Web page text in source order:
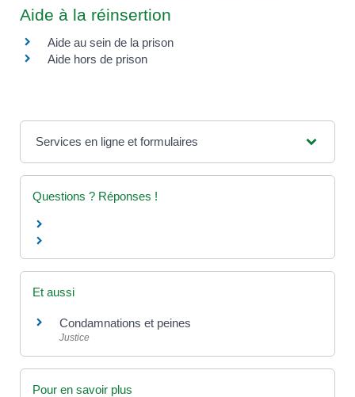
Aide à la réinsertion
Aide au sein de la prison
Aide hors de prison
Services en ligne et formulaires
Questions ? Réponses !
Et aussi
Condamnations et peines
Justice
Pour en savoir plus